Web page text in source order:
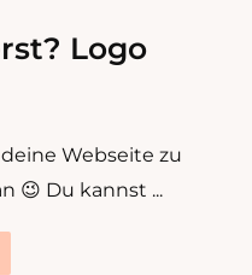
Logo
Webseite zu
😉 Du kannst ...